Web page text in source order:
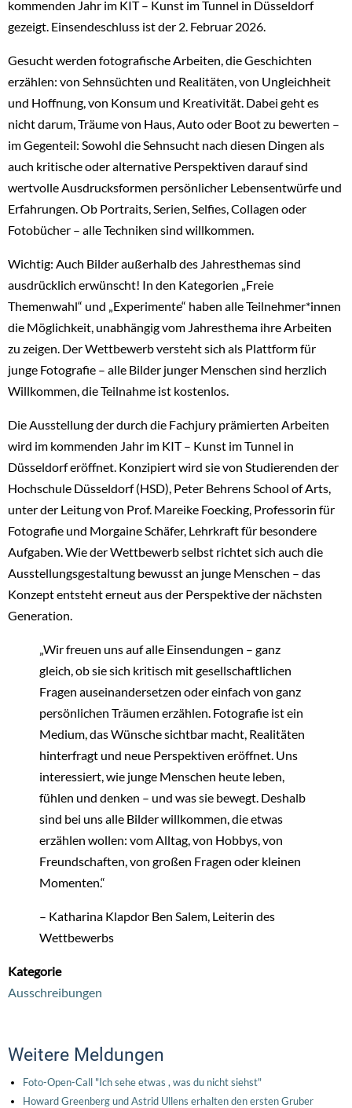
kommenden Jahr im KIT – Kunst im Tunnel in Düsseldorf
gezeigt. Einsendeschluss ist der 2. Februar 2026.
Gesucht werden fotografische Arbeiten, die Geschichten
erzählen: von Sehnsüchten und Realitäten, von Ungleichheit
und Hoffnung, von Konsum und Kreativität. Dabei geht es
nicht darum, Träume von Haus, Auto oder Boot zu bewerten –
im Gegenteil: Sowohl die Sehnsucht nach diesen Dingen als
auch kritische oder alternative Perspektiven darauf sind
wertvolle Ausdrucksformen persönlicher Lebensentwürfe und
Erfahrungen. Ob Portraits, Serien, Selfies, Collagen oder
Fotobücher – alle Techniken sind willkommen.
Wichtig: Auch Bilder außerhalb des Jahresthemas sind
ausdrücklich erwünscht! In den Kategorien „Freie
Themenwahl“ und „Experimente“ haben alle Teilnehmer*innen
die Möglichkeit, unabhängig vom Jahresthema ihre Arbeiten
zu zeigen. Der Wettbewerb versteht sich als Plattform für
junge Fotografie – alle Bilder junger Menschen sind herzlich
Willkommen, die Teilnahme ist kostenlos.
Die Ausstellung der durch die Fachjury prämierten Arbeiten
wird im kommenden Jahr im KIT – Kunst im Tunnel in
Düsseldorf eröffnet. Konzipiert wird sie von Studierenden der
Hochschule Düsseldorf (HSD), Peter Behrens School of Arts,
unter der Leitung von Prof. Mareike Foecking, Professorin für
Fotografie und Morgaine Schäfer, Lehrkraft für besondere
Aufgaben. Wie der Wettbewerb selbst richtet sich auch die
Ausstellungsgestaltung bewusst an junge Menschen – das
Konzept entsteht erneut aus der Perspektive der nächsten
Generation.
„Wir freuen uns auf alle Einsendungen – ganz
gleich, ob sie sich kritisch mit gesellschaftlichen
Fragen auseinandersetzen oder einfach von ganz
persönlichen Träumen erzählen. Fotografie ist ein
Medium, das Wünsche sichtbar macht, Realitäten
hinterfragt und neue Perspektiven eröffnet. Uns
interessiert, wie junge Menschen heute leben,
fühlen und denken – und was sie bewegt. Deshalb
sind bei uns alle Bilder willkommen, die etwas
erzählen wollen: vom Alltag, von Hobbys, von
Freundschaften, von großen Fragen oder kleinen
Momenten.“
– Katharina Klapdor Ben Salem, Leiterin des
Wettbewerbs
Kategorie
Ausschreibungen
Weitere Meldungen
Foto-Open-Call "Ich sehe etwas , was du nicht siehst"
Howard Greenberg und Astrid Ullens erhalten den ersten Gruber